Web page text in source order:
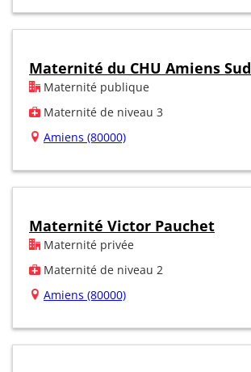
Maternité du CHU Amiens Sud
Maternité publique
Maternité de niveau 3
Amiens (80000)
Maternité Victor Pauchet
Maternité privée
Maternité de niveau 2
Amiens (80000)